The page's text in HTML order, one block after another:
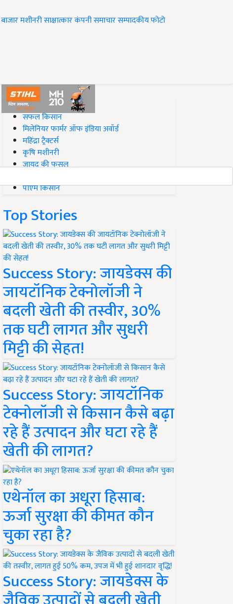
बाजारमशीनरीसाक्षात्कारकंपनी समाचारसम्पादकीयफोटो
#Top on Krishi Jagran
सफल किसान
मिलेनियर फार्मर ऑफ इंडिया अवॉर्ड
महिंद्रा ट्रैक्टर्स
कृषि मशीनरी
जायद की फसल
पीएम किसान
Top Stories
Success Story: जायडेक्स की
जायटॉनिक टेक्नोलॉजी ने
बदली खेती की तस्वीर, 30%
तक घटी लागत और सुधरी
मिट्टी की सेहत!
Success Story: जायटॉनिक
टेक्नोलॉजी से किसान कैसे बढ़ा
रहे हैं उत्पादन और घटा रहे हैं
खेती की लागत?
एथेनॉल का अधूरा हिसाब:
ऊर्जा सुरक्षा की कीमत कौन
चुका रहा है?
Success Story: जायडेक्स के